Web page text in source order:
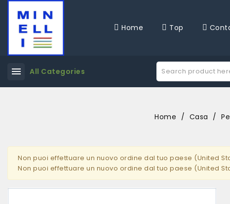
Home Top
menu All Categories
Home Casa
Non puoi effettuare un nuovo ordine dal tuo paese (United
Non puoi effettuare un nuovo ordine dal tuo paese (United